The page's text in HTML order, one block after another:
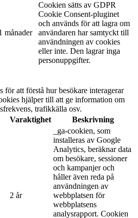
månader
Cookien sätts av GDPR
Cookie Consent-pluginet
och används för att lagra om
användaren har samtyckt till
användningen av cookies
eller inte. Den lagrar inga
personuppgifter.
för att förstå hur besökare interagerar
hjälper till att ge information om
trafikkälla osv.
Varaktighet Beskrivning
2 år
_ga-cookien, som
installeras av Google
Analytics, beräknar data
om besökare, sessioner
och kampanjer och
håller även reda på
användningen av
webbplatsen för
webbplatsens
analysrapport. Cookien